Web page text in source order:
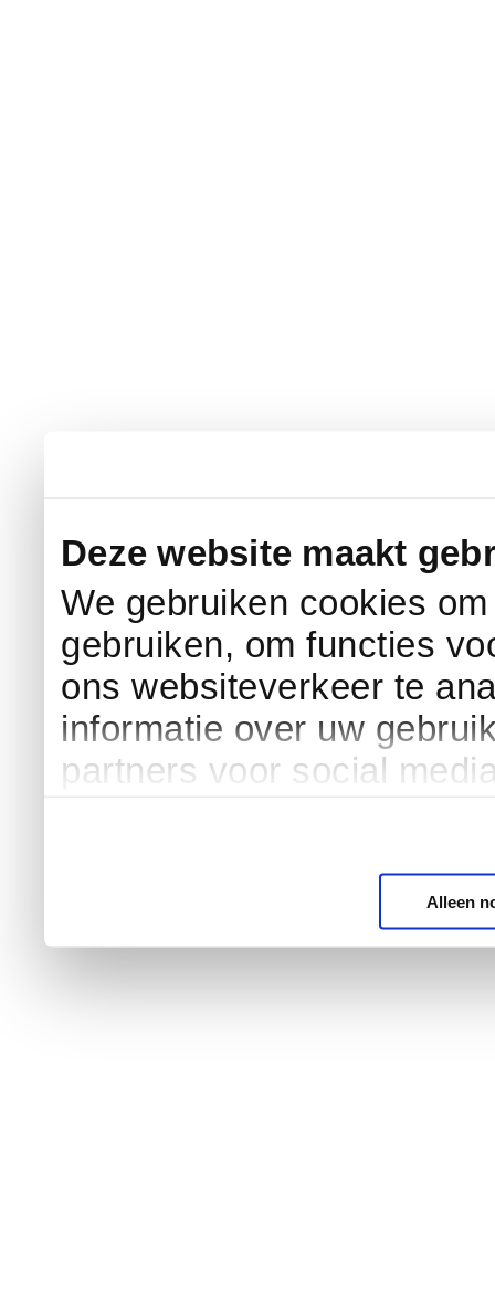
Deze website maakt
We gebruiken cookies
gebruiken, om functies
ons websiteverkeer te
informatie over uw
partners voor social
Alleen